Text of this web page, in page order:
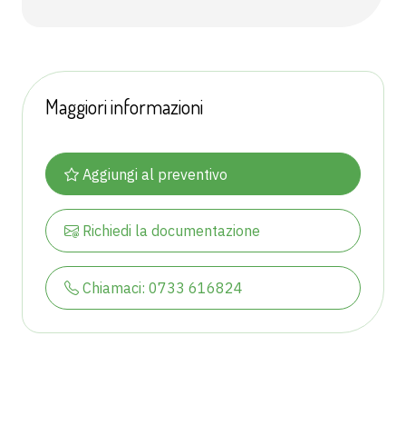
Maggiori informazioni
Aggiungi al preventivo
Richiedi la documentazione
Chiamaci: 0733 616824